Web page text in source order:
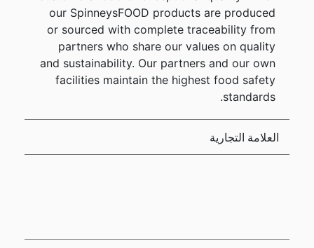
our SpinneysFOOD products are produced
or sourced with complete traceability from
partners who share our values on quality
and sustainability. Our partners and our own
facilities maintain the highest food safety
standards.
العلامة التجارية